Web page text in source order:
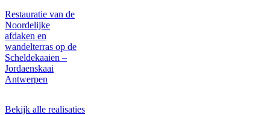
Restauratie van de
Noordelijke
afdaken en
wandelterras op de
Scheldekaaien –
Jordaenskaai
Antwerpen
Bekijk alle realisaties